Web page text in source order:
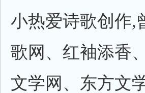
小热爱诗歌创作,
歌网、红袖添香
文学网、东方文